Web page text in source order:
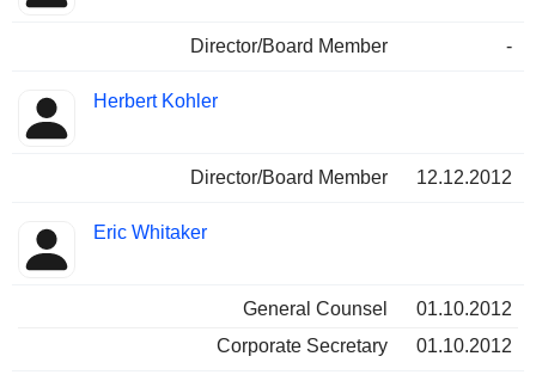
Director/Board Member -
Herbert Kohler
Director/Board Member 12.12.2012
Eric Whitaker
General Counsel
01.10.2012
Corporate Secretary
01.10.2012